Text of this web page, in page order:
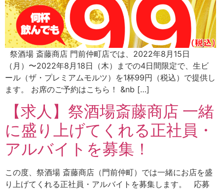
祭酒場 斎藤商店 門前仲町店では、2022年8月15日
（月）〜2022年8月18日（木）までの4日間限定で、生ビ
ール（ザ・プレミアムモルツ）を1杯99円（税込）で提供し
ます。 お席のご予約はこちら！ &nb […]
【求人】祭酒場斎藤商店 一緒
に盛り上げてくれる正社員・
アルバイトを募集！
この度、祭酒場 斎藤商店（門前仲町）では一緒にお店を盛
り上げてくれる正社員・アルバイトを募集します。 応募